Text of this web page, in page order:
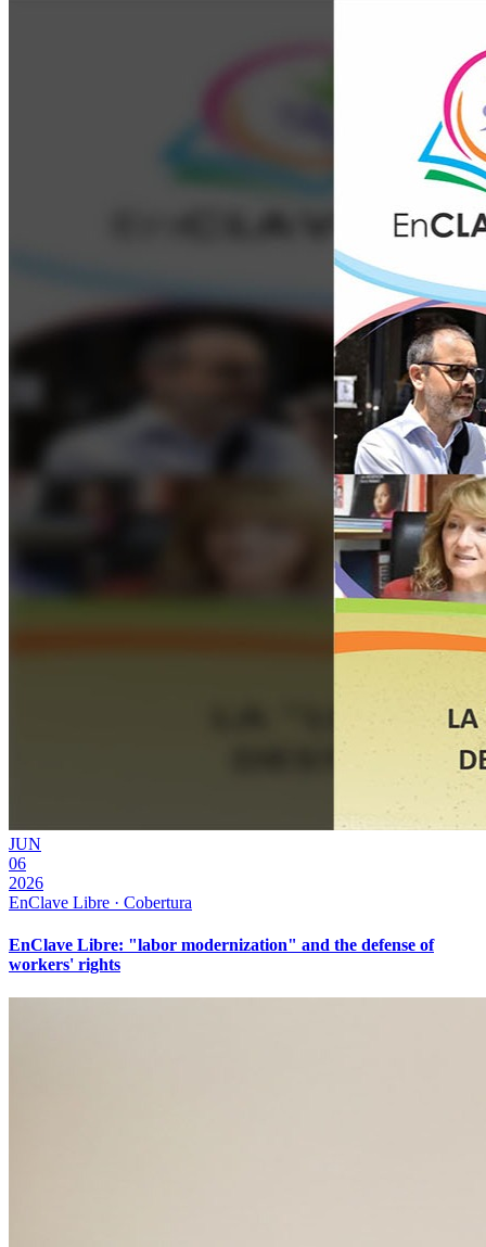
JUN
06
2026
EnClave Libre · Cobertura
EnClave Libre: "labor modernization" and the defense of
workers' rights